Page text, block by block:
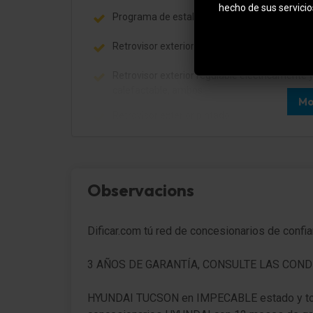
Programa de estabilidad para el remolque
Retrovisor exterior plegable eléctricamente
Retrovisor exterior regulable eléctricamente y
Encendido automático de luces / Sensor de
Asistente a la conducción: Asistente luz
Luz de giro
Observacions
Dificar.com tú red de concesionarios de
3 AÑOS DE GARANTÍA, CONSULTE LAS
HYUNDAI TUCSON en IMPECABLE estado y
hecho de sus